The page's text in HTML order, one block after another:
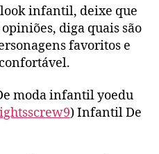
como
escolher
o
melhor
de
roupas
infantis
infantil, deixe que
diga quais são
favoritos e
moda infantil yoedu
) Infantil De